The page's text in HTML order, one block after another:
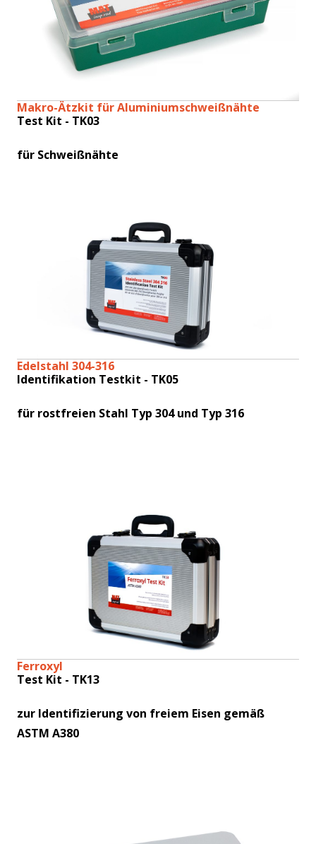
Makro-Ätzkit für Aluminiumschweißnähte
Test Kit - TK03
für Schweißnähte
Edelstahl 304-316
Identifikation Testkit - TK05
für rostfreien Stahl Typ 304 und Typ 316
Ferroxyl
Test Kit - TK13
zur Identifizierung von freiem Eisen gemäß
ASTM A380